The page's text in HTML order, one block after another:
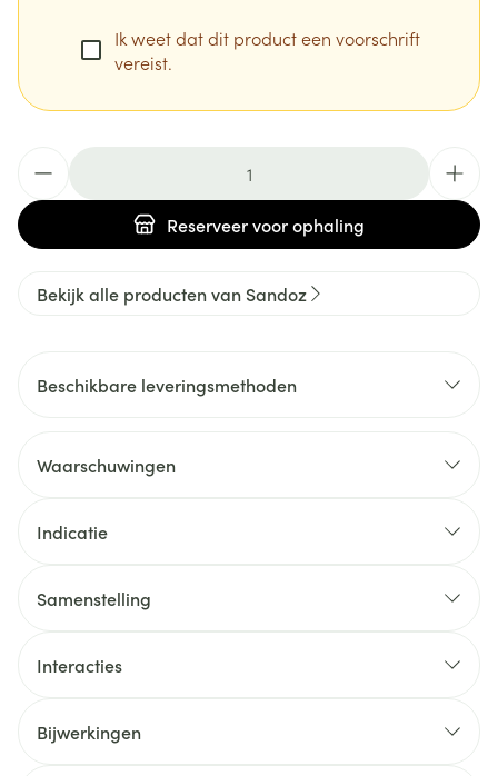
Ik weet dat dit product een voorschrift
vereist.
Reserveervoor ophaling
Bekijk alle producten van Sandoz
Beschikbare leveringsmethoden
Waarschuwingen
Indicatie
Samenstelling
Interacties
Bijwerkingen